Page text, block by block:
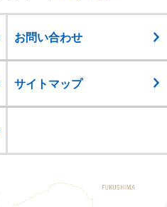
お問い合わせ
サイトマップ